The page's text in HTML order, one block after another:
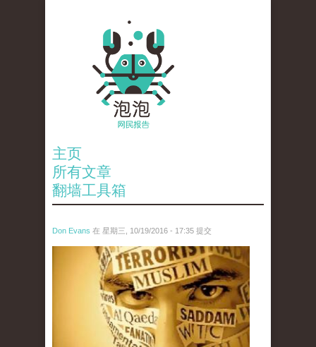
主页
所有文章
翻墙工具箱
Don Evans 在 星期三, 10/19/2016 - 17:35 提交
5925581329616370891_0.jpg